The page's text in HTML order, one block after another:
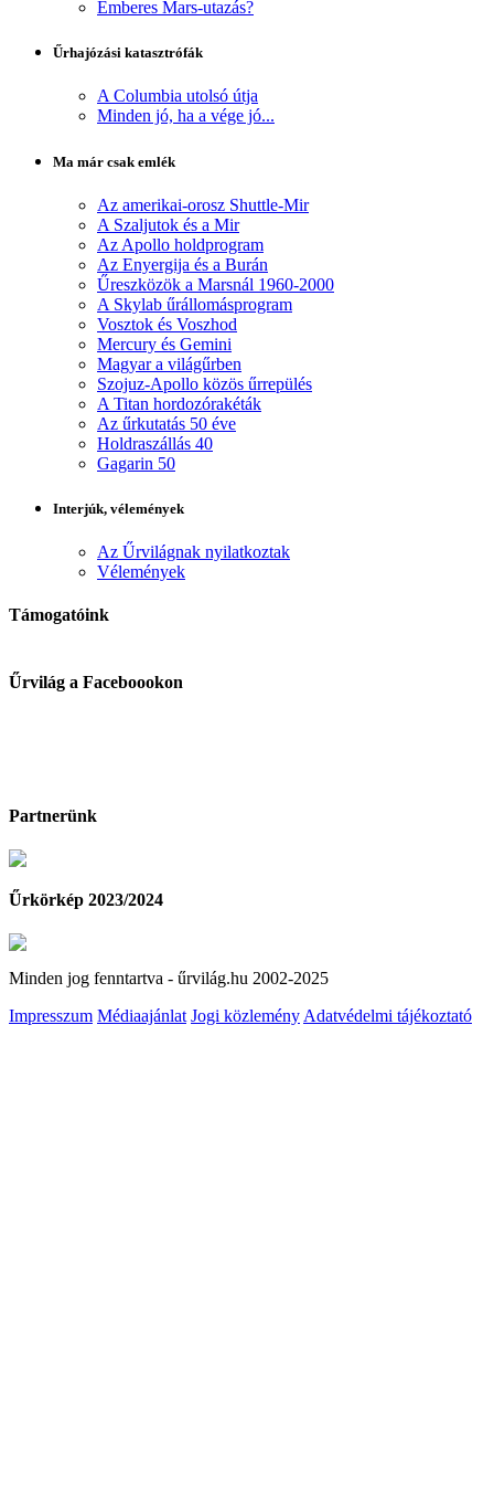
Emberes Mars-utazás?
Űrhajózási katasztrófák
A Columbia utolsó útja
Minden jó, ha a vége jó...
Ma már csak emlék
Az amerikai-orosz Shuttle-Mir
A Szaljutok és a Mir
Az Apollo holdprogram
Az Enyergija és a Burán
Űreszközök a Marsnál 1960-2000
A Skylab űrállomásprogram
Vosztok és Voszhod
Mercury és Gemini
Magyar a világűrben
Szojuz-Apollo közös űrrepülés
A Titan hordozórakéták
Az űrkutatás 50 éve
Holdraszállás 40
Gagarin 50
Interjúk, vélemények
Az Űrvilágnak nyilatkoztak
Vélemények
Támogatóink
Űrvilág a Faceboookon
Partnerünk
Űrkörkép 2023/2024
Minden jog fenntartva - űrvilág.hu 2002-2025
Impresszum Médiaajánlat Jogi közlemény Adatvédelmi tájékoztató